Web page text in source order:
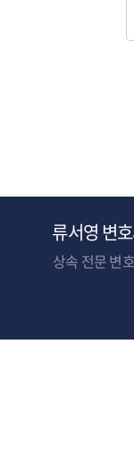
류서영 변
상속 전문 변